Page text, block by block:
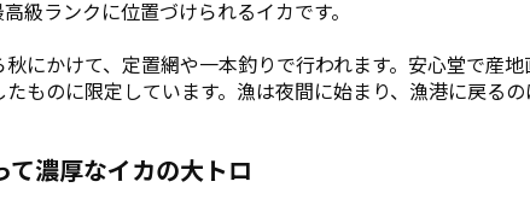
級ランクに位置づけられるイカです。
秋にかけて、定置網や一本釣りで行われます。安心堂で産
ものに限定しています。漁は夜間に始まり、漁港に戻る
て濃厚なイカの大トロ